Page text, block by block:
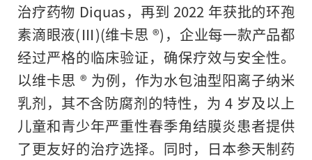
治疗药物 Diquas，再到 2022 年获批的环孢
素滴眼液(Ⅲ)(维卡思 ®)，企业每一款产品都
经过严格的临床验证，确保疗效与安全性。
以维卡思 ® 为例，作为水包油型阳离子纳米
乳剂，其不含防腐剂的特性，为 4 岁及以上
儿童和青少年严重性春季角结膜炎患者提供
了更友好的治疗选择。同时，日本参天制药